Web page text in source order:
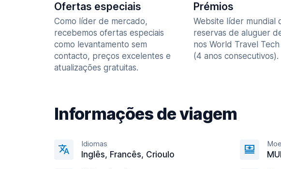
Ofertas especiais
Como líder de mercado,
recebemos ofertas especiais
como levantamento sem
contacto, preços excelentes e
atualizações gratuitas.
Prémios
Website líder mundial
reservas de aluguer
nos World Travel
(4 anos consecutivos).
Informações de viagem
Idiomas
Inglês, Francês, Crioulo